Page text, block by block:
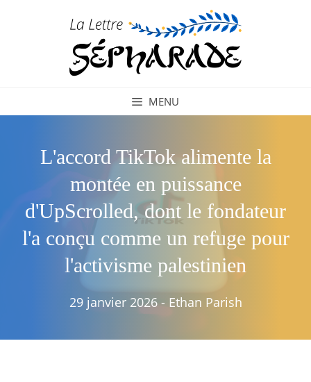
MENU
L'accord TikTok alimente la
montée en puissance
d'UpScrolled, dont le fondateur
l'a conçu comme un refuge pour
l'activisme palestinien
29 janvier 2026 - Ethan Parish